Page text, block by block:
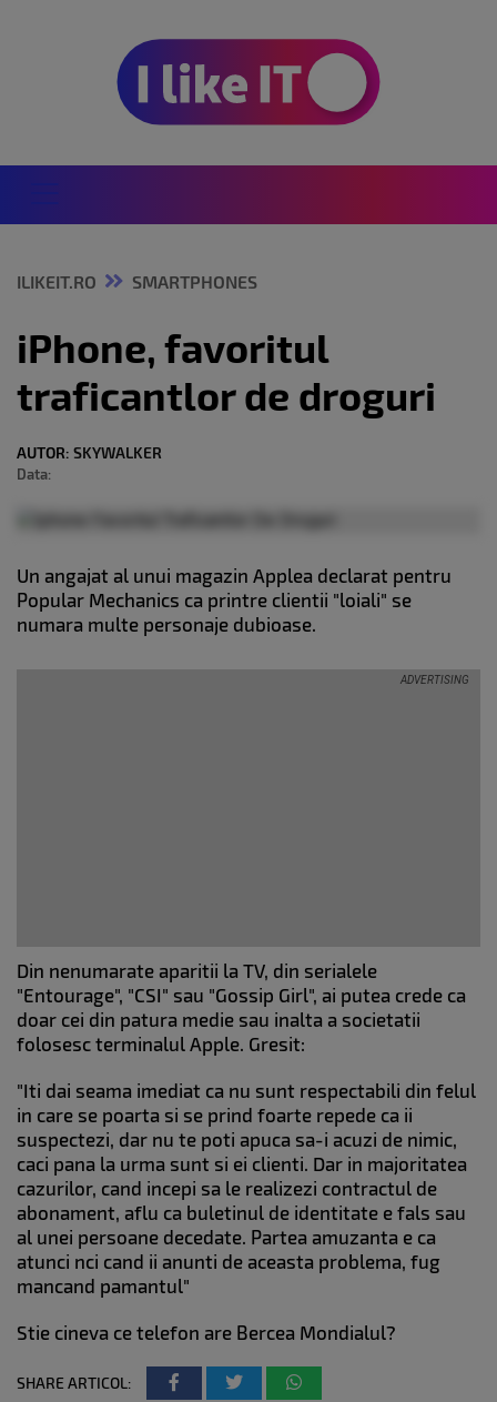
ILIKEIT.RO SMARTPHONES
iPhone, favoritul
traficantlor de droguri
AUTOR: SKYWALKER
Data:
Un angajat al unui magazin Applea declarat pentru
Popular Mechanics ca printre clientii "loiali" se
numara multe personaje dubioase.
Din nenumarate aparitii la TV, din serialele
"Entourage", "CSI" sau "Gossip Girl", ai putea crede ca
doar cei din patura medie sau inalta a societatii
folosesc terminalul Apple. Gresit:
"Iti dai seama imediat ca nu sunt respectabili din felul
in care se poarta si se prind foarte repede ca ii
suspectezi, dar nu te poti apuca sa-i acuzi de nimic,
caci pana la urma sunt si ei clienti. Dar in majoritatea
cazurilor, cand incepi sa le realizezi contractul de
abonament, aflu ca buletinul de identitate e fals sau
al unei persoane decedate. Partea amuzanta e ca
atunci nci cand ii anunti de aceasta problema, fug
mancand pamantul"
Stie cineva ce telefon are Bercea Mondialul?
SHARE ARTICOL: